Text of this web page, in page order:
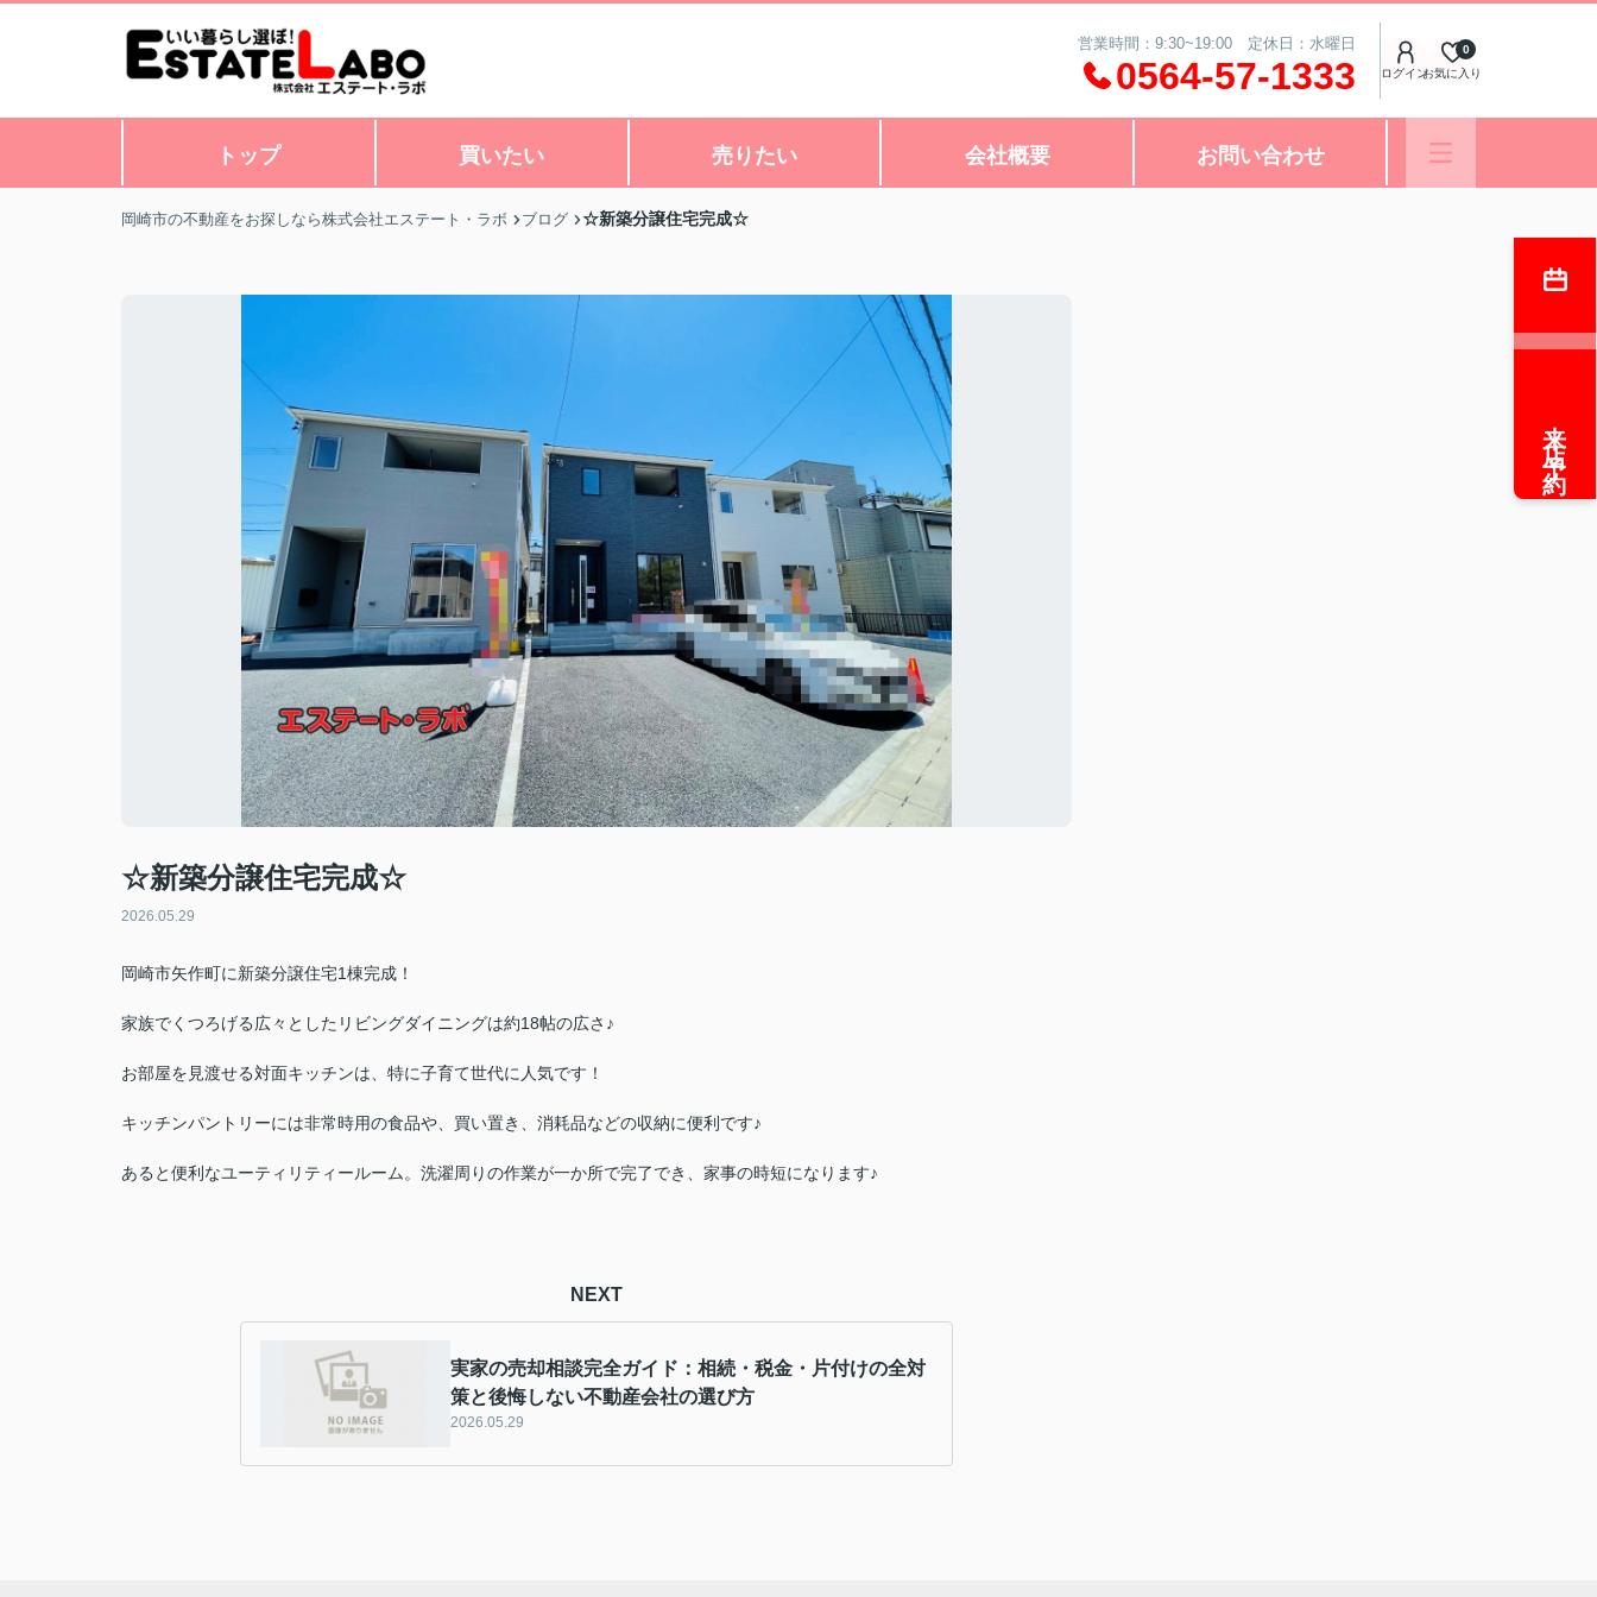
営業時間：9:30~19:00 定休日：水曜日
0564-57-1333 ログインお気に入り
0
トップ 買いたい 売りたい 会社概要 お問い合わせ
岡崎市の不動産をお探しなら株式会社エステート・ラボ ブログ ☆新築分譲住宅完成☆
☆新築分譲住宅完成☆
2026.05.29
岡崎市矢作町に新築分譲住宅1棟完成！
家族でくつろげる広々としたリビングダイニングは約18帖の広さ♪
お部屋を見渡せる対面キッチンは、特に子育て世代に人気です！
キッチンパントリーには非常時用の食品や、買い置き、消耗品などの収納に便利です♪
あると便利なユーティリティールーム。洗濯周りの作業が一か所で完了でき、家事の時短になります♪
NEXT
実家の売却相談完全ガイド：相続・税金・片付けの全対
策と後悔しない不動産会社の選び方
2026.05.29
来店予約